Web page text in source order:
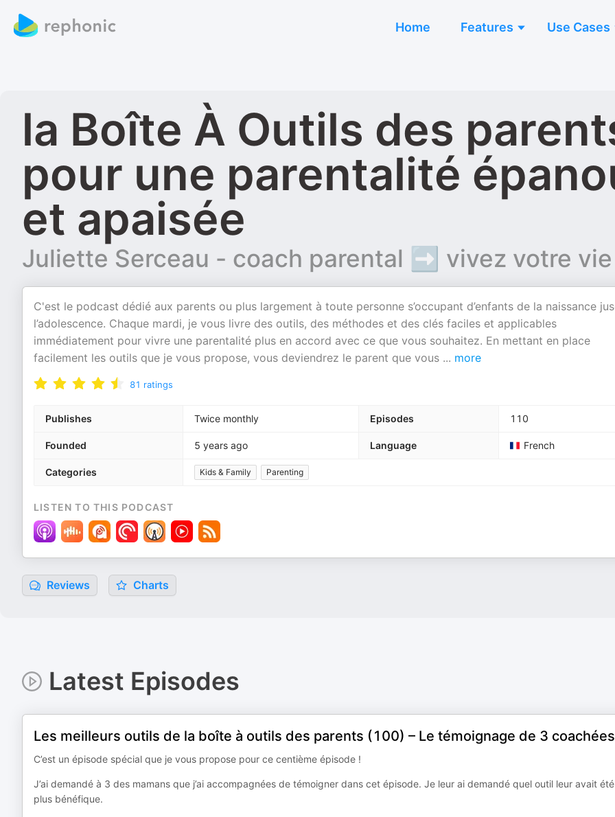
Home Features Use Cases
la Boîte À Outils des
pour une parentalité
et apaisée
Juliette Serceau - coach parental ➡️ vivez votre
C'est le podcast dédié aux parents ou plus largement à toute personne s’occupant d’enfants de la naissance
l’adolescence. Chaque mardi, je vous livre des outils, des méthodes et des clés faciles et applicables
immédiatement pour vivre une parentalité plus en accord avec ce que vous souhaitez. En mettant en place
facilement les outils que je vous propose, vous deviendrez le parent que vous ... more
81 ratings
Publishes Twice monthly Episodes 110
Founded 5 years ago Language French
Categories Kids & Family Parenting
LISTEN TO THIS PODCAST
Reviews Charts
Latest Episodes
Les meilleurs outils de la boîte à outils des parents (100) – Le témoignage de 3 coachées
C’est un épisode spécial que je vous propose pour ce centième épisode !
J’ai demandé à 3 des mamans que j’ai accompagnées de témoigner dans cet épisode. Je leur ai demandé quel outil leur avait
plus bénéfique.